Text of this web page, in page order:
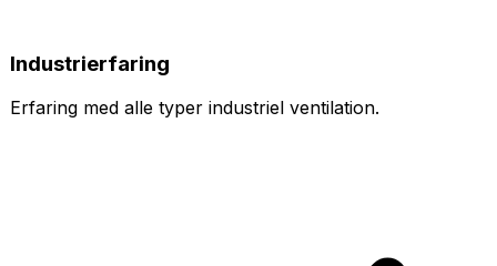
Industrierfaring
Erfaring med alle typer industriel ventilation.